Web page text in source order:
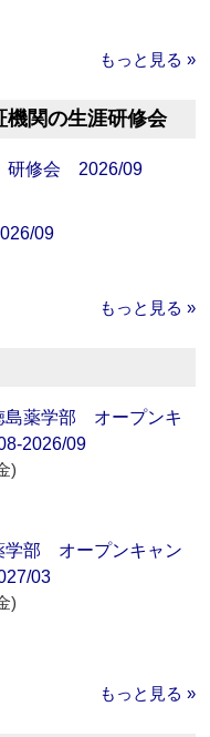
もっと見る »
機関の生涯研修会
研修会 2026/09
09
もっと見る »
薬学部 オープンキ
2026/09
)
学部 オープンキャン
03
)
もっと見る »